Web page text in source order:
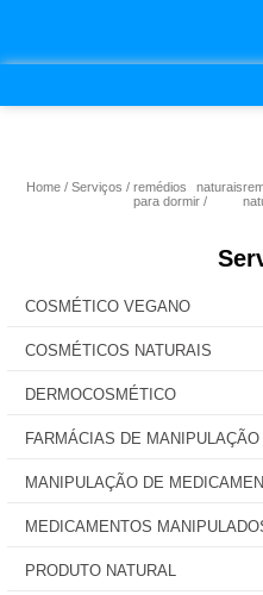
Home Serviços
remédios naturais
para dormir
COSMÉTICO VEGANO
COSMÉTICOS NATURAIS
DERMOCOSMÉTICO
FARMÁCIAS DE MANIPULAÇÃO
MANIPULAÇÃO DE
MEDICAMENTOS
PRODUTO NATURAL